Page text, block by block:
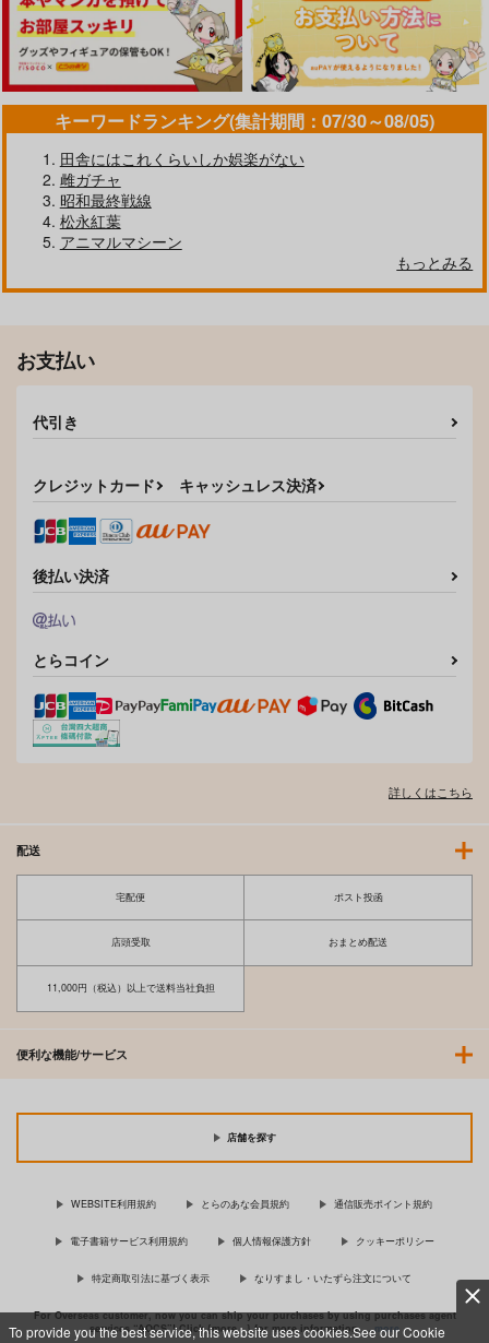
To provide you the best service, this website uses cookies.See our Cookie
キーワードランキング(集計期間：07/30～08/05)
田舎にはこれくらいしか娯楽がない
雌ガチャ
昭和最終戦線
松永紅葉
アニマルマシーン
もっとみる
お支払い
代引き
クレジットカード キャッシュレス決済
後払い決済
とらコイン
詳しくはこちら
配送
宅配便 ポスト投函
店頭受取 おまとめ配送
11,000円（税込）以上で送料当社負担
便利な機能/サービス
店舗を探す
WEBSITE利用規約 とらのあな会員規約 通信販売ポイント規約
電子書籍サービス利用規約 個人情報保護方針 クッキーポリシー
特定商取引法に基づく表示 なりすまし・いたずら注文について
For Overseas customer, now you can ship your purchases by using purchases agent
services “AOCS”! Click {more…} for more information …more